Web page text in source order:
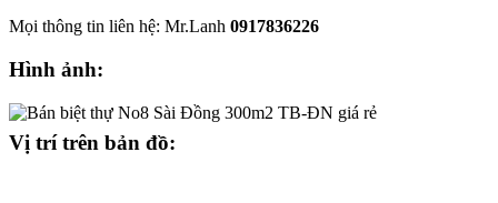
Mọi thông tin liên hệ: Mr.Lanh 0917836226
Hình ảnh:
Vị trí trên bản đồ: